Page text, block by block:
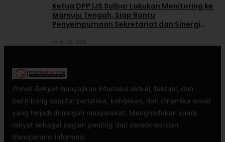
Ketua DPP IJS Sulbar Lakukan Monitoring ke
Mamuju Tengah, Siap Bantu
Penyempurnaan Sekretariat dan Sinergi
Juli 30, 2026
Potret Rakyatmenyajikan informasi aktual, faktual, dan
berimbang seputar peristiwa, kebijakan, dan dinamika sosial
yang terjadi di tengah masyarakat. Menghadirkan suara
rakyat sebagai bagian penting dari demokrasi dan
transparansi informasi.